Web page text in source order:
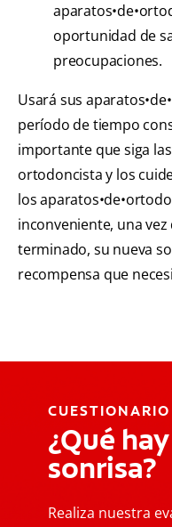
oportunidad de
preocupaciones.
Usará sus
período de tiempo
importante que siga
ortodoncista y los
los
inconveniente, una
terminado, su nueva
recompensa que
¿Qué
sonrisa?
Realiza nuestra